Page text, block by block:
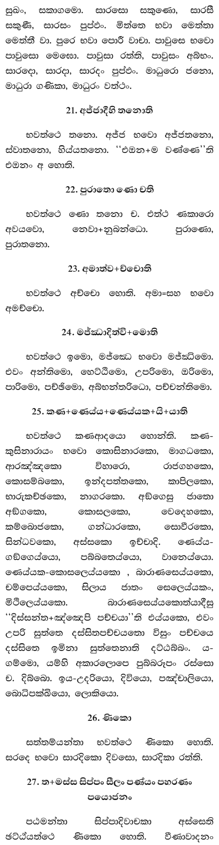
සුඛං, සකාගමො. සාරසො සකුණො, සාරසී
සකුණී, සාරසං පුප්ඵං. මිත්තෙ භවා මෙත්තා
මෙත්තී වා. පුරෙ භවා පොරී වාචා. පාවුසෙ භවො
පාවුසො මෙඝො. පාවුසාරත්ති, පාවුසං අබ්භං.
සාරදො, සාරදා, සාරදං පුප්ඵං. මාධුරො ජනො,
මාධුරා ගණිකා, මාධුරං වත්ථං.
21. අජ්ජාදීහි තනොති
භවත්ථෙ තනො. අජ්ජ භවො අජ්ජතනො,
ස්වාතනො, හිය්යතනො. ‘‘එඔන+ම වණ්ණෙ’’ති
එඔනං අ හොති.
22. පුරාතො ණො චති
භවත්ථෙ ණො තනො ච. එත්ථ ණකාරො
අවයවො, නෙවා+නුබන්ධො. පුරාණො,
පුරාතනො.
23. අමාත්ව+ච්චොති
භවත්ථෙ අච්චො හොති. අමා=සහ භවො
අමච්චො.
24. මජ්ඣාදිත්වි+මොති
භවත්ථෙ ඉමො, මජ්ඣෙ භවො මජ්ඣිමො.
එවං අන්තිමො, හෙට්ඨිමො, උපරිමො, ඔරිමො,
පාරිමො, පච්ඡිමො, අබ්භන්තරිධො, පච්චන්තිමො.
25. කණ+ණෙය්ය+ණෙය්යක+යි+යාති
භවත්ථෙ කණආදයො හොන්ති. කණ-
කුසිනාරායං භවො කොසිනාරකො, මාගධකො,
ආරඤ්ඤකො විහාරො, රාජගහකො,
කොසම්බකො, ඉන්දපත්තකො, කාපිලකො,
භාරුකච්ඡකො, නාගරකො. අඞ්ගෙසු ජාතො
අඞ්ගකො, කොසලකො, වෙදෙහකො,
කම්බොජකො, ගන්ධාරකො, සොවීරකො,
සින්ධවකො, අස්සකො ඉච්චාදි. ණෙය්ය-
ගඞ්ගෙය්යො, පබ්බතෙය්යො, වානෙය්යො.
ණෙය්යක-කොසලෙය්යකො , බාරාණසෙය්යකො,
චම්පෙය්යකො, සිලාය ජාතං සෙලෙය්යකං,
මිථිලෙය්යකො. බාරාණසෙය්යකොත්යාදීසු
‘‘දිස්සන්ත+ඤ්ඤෙපි පච්චයා’’ති එය්යකො, එවං
උපරි සුත්තෙ දස්සිතපච්චයතො විසුං පච්චයෙ
දස්සිතෙ ඉමිනා සුත්තෙනාති දට්ඨබ්බං. ය-
ගම්මො, යම්හි අකාරලොපෙ පුබ්බරූපං රස්සො
ච. දිබ්බො. ඉය-උදරියො, දිවියො, පඤ්චාලියො,
බොධිපක්ඛියො, ලොකියො.
26. ණිකො
සත්තම්යන්තා භවත්ථෙ ණිකො හොති.
සරදෙ භවො සාරදිකො දිවසො, සාරදිකා රත්ති.
27. ත+මස්ස සිප්පං සීලං පණ්යං පහරණං
පයොජනං
පඨමන්තා සිප්පාදිවාචකා අස්සෙති
ඡට්ඨ්යත්ථෙ ණිකො හොති. වීණාවාදනං